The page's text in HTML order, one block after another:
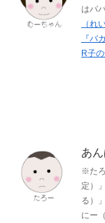
はパ
（れ
『バ
R子
あん
※た
定）
る）
にー